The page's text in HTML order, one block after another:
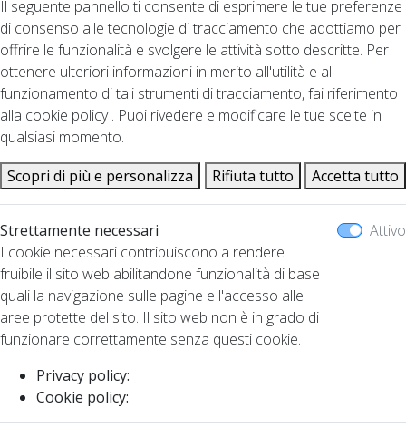
Il seguente pannello ti consente di esprimere le tue preferenze
di consenso alle tecnologie di tracciamento che adottiamo per
offrire le funzionalità e svolgere le attività sotto descritte. Per
ottenere ulteriori informazioni in merito all'utilità e al
funzionamento di tali strumenti di tracciamento, fai riferimento
alla cookie policy . Puoi rivedere e modificare le tue scelte in
qualsiasi momento.
Scopri di più e personalizza
Rifiuta tutto Accetta tutto
Strettamente necessari
I cookie necessari contribuiscono a rendere
fruibile il sito web abilitandone funzionalità di base
quali la navigazione sulle pagine e l'accesso alle
aree protette del sito. Il sito web non è in grado di
funzionare correttamente senza questi cookie.
Privacy policy:
Cookie policy:
Attivo